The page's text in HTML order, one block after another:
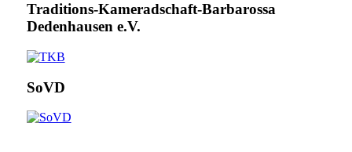
Traditions-Kameradschaft-Barbarossa
Dedenhausen e.V.
SoVD